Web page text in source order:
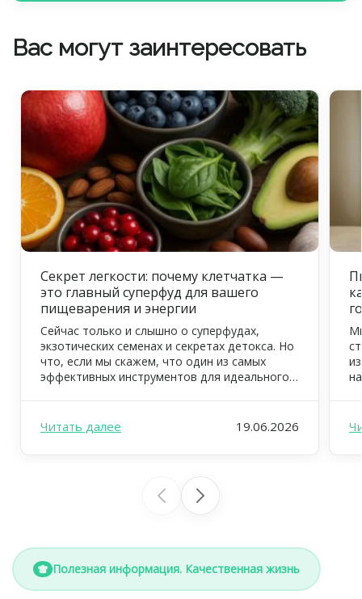
Вас могут заинтересовать
Секрет легкости: почему клетчатка —
это главный суперфуд для вашего
пищеварения и энергии
Сейчас только и слышно о суперфудах,
экзотических семенах и секретах детокса. Но
что, если мы скажем, что один из самых
эффективных инструментов для идеального
клетчатка, или пищевые волокна. В FOODEX
мы ежедневно заботимся о том, чтобы ваш
Читать далее 19.06.2026
Полезная информация. Качественная жизнь